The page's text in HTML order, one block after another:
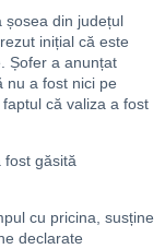
șosea din județul
inițial că este
Șofer a anunțat
nu a fost nici pe
că valiza a fost
fost găsită
cu pricina, susține
declarate